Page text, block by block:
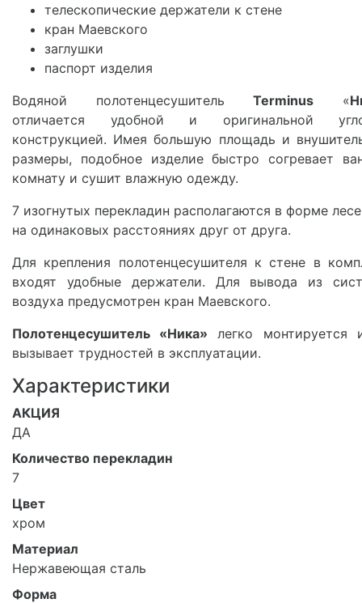
телескопические держатели к стене
кран Маевского
заглушки
паспорт изделия
Водяной полотенцесушительTerminus «
отличается удобной и оригинальной
конструкцией. Имея большую площадь и
размеры, подобное изделие быстро согревает
комнату и сушит влажную одежду.
7 изогнутых перекладин располагаются в форме
на одинаковых расстояниях друг от друга.
Для крепления полотенцесушителя к стене в
входят удобные держатели. Для вывода из
воздуха предусмотрен кран Маевского.
Полотенцесушитель «Ника» легко монтируется
вызывает трудностей в эксплуатации.
Характеристики
АКЦИЯ
ДА
Количество перекладин
7
Цвет
хром
Материал
Нержавеющая сталь
Форма